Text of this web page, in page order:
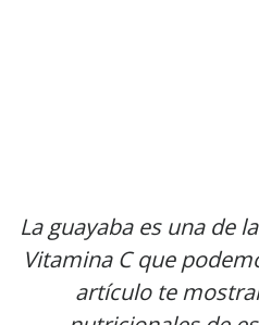
La guayaba es una de
Vitamina C que
artículo te